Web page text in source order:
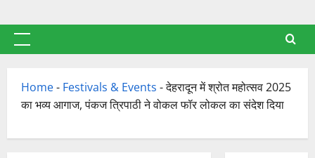
प्राथमिक
Home- Festivals & Events -देहरादून में श्रोत महोत्सव 2025
का भव्य आगाज, पंकज त्रिपाठी ने वोकल फॉर लोकल का संदेश दिया